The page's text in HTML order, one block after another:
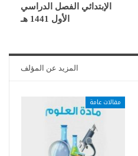
الإبتدائي الفصل الدراسي
الأول 1441 هـ
المزيد عن المؤلف
مقالات عامة